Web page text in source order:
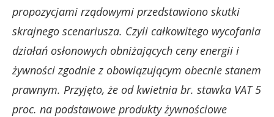
propozycjami rządowymi przedstawiono skutki
skrajnego scenariusza. Czyli całkowitego wycofania
działań osłonowych obniżających ceny energii i
żywności zgodnie z obowiązującym obecnie stanem
prawnym. Przyjęto, że od kwietnia br. stawka VAT 5
proc. na podstawowe produkty żywnościowe